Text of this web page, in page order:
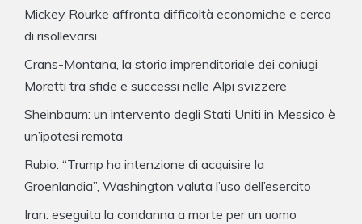
Mickey Rourke affronta difficoltà economiche e cerca
di risollevarsi
Crans-Montana, la storia imprenditoriale dei coniugi
Moretti tra sfide e successi nelle Alpi svizzere
Sheinbaum: un intervento degli Stati Uniti in Messico è
un’ipotesi remota
Rubio: “Trump ha intenzione di acquisire la
Groenlandia”, Washington valuta l’uso dell’esercito
Iran: eseguita la condanna a morte per un uomo